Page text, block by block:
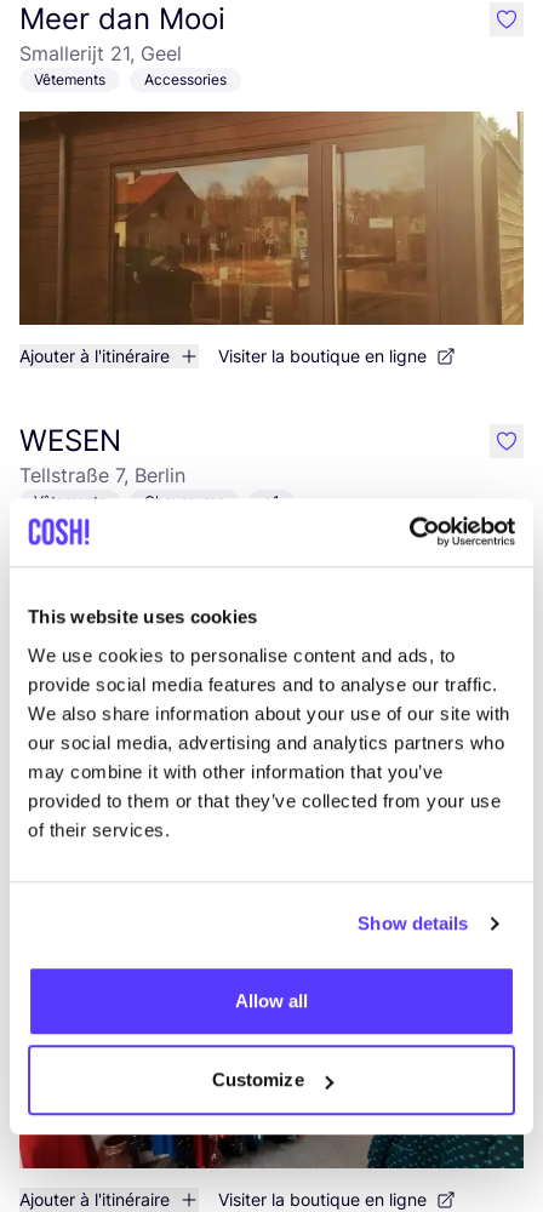
This website uses cookies
We use cookies to personalise content and ads, to
provide social media features and to analyse our traffic.
We also share information about your use of our site with
our social media, advertising and analytics partners who
may combine it with other information that you’ve
provided to them or that they’ve collected from your use
of their services.
Show details
Allow all
Customize
Meer dan Mooi
Smallerijt 21, Geel
Vêtements Accessories
Ajouter à l'itinéraire Visiter la boutique en ligne
like
WESEN
Tellstraße 7, Berlin
Vêtements Chaussures +1
Ajouter à l'itinéraire Visiter la boutique en ligne
like
Ajouter à l'itinéraire Visiter la boutique en ligne
like